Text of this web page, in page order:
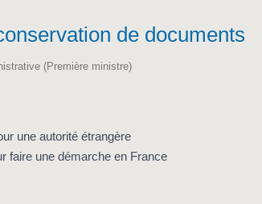
de documents
(Première ministre)
une autorité étrangère
faire une démarche en France